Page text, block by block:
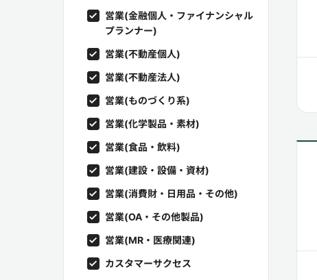
営業(金融個人・ファイナンシャル
プランナー)
営業(不動産個人)
営業(不動産法人)
営業(ものづくり系)
営業(化学製品・素材)
営業(食品・飲料)
営業(建設・設備・資材)
営業(消費財・日用品・その他)
営業(OA・その他製品)
営業(MR・医療関連)
カスタマーサクセス